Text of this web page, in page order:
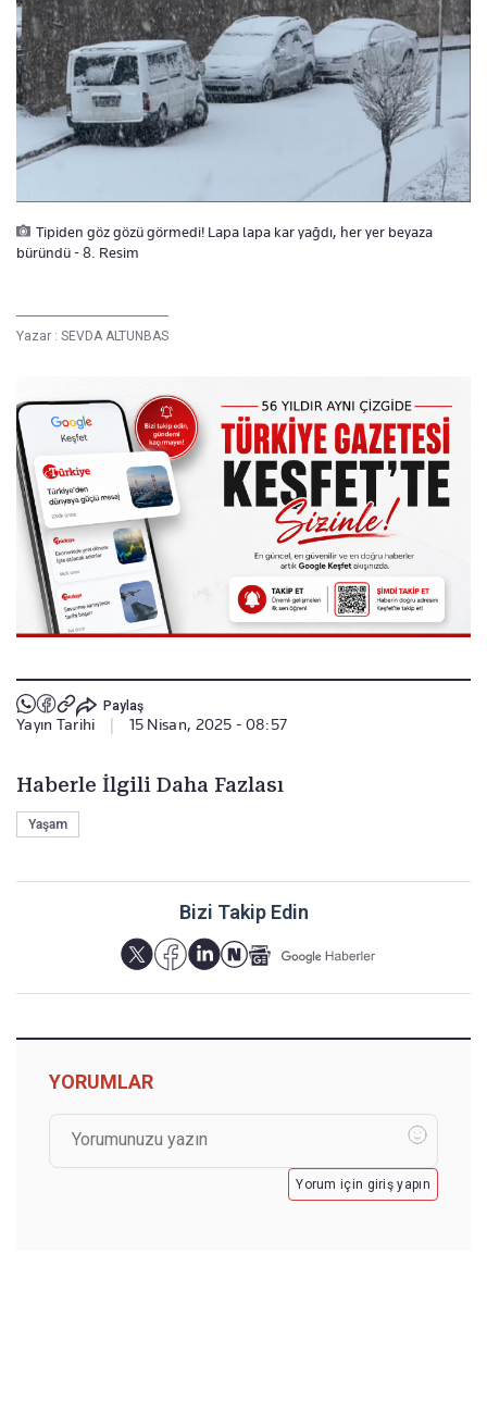
Tipiden göz gözü görmedi! Lapa lapa kar yağdı, her yer beyaza
büründü - 8. Resim
Yazar : SEVDA ALTUNBAS
Paylaş
Yayın Tarihi 15 Nisan, 2025 - 08:57
Haberle İlgili Daha Fazlası
Yaşam
Bizi Takip Edin
YORUMLAR
Yorum için giriş yapın